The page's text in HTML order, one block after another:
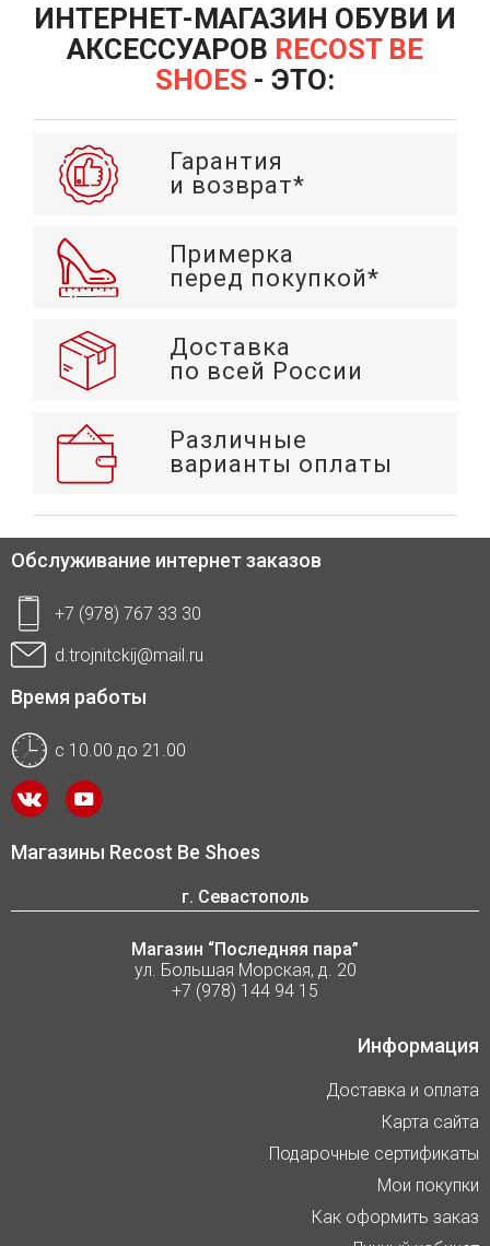
ИНТЕРНЕТ-МАГАЗИН ОБУВИ И
АКСЕССУАРОВ RECOST BE
SHOES - ЭТО:
Гарантия
и возврат*
Примерка
перед покупкой*
Доставка
по всей России
Различные
варианты оплаты
Обслуживание интернет заказов
+7 (978) 767 33 30
d.trojnitckij@mail.ru
Время работы
с 10.00 до 21.00
Магазины Recost Be Shoes
г. Севастополь
Магазин “Последняя пара”
ул. Большая Морская, д. 20
+7 (978) 144 94 15
Информация
Доставка и оплата
Карта сайта
Подарочные сертификаты
Мои покупки
Как оформить заказ